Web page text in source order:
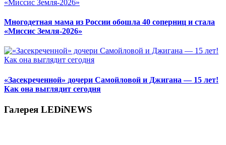
Многодетная мама из России обошла 40 соперниц и стала
«Миссис Земля-2026»
«Засекреченной» дочери Самойловой и Джигана — 15 лет!
Как она выглядит сегодня
Галерея LEDiNEWS